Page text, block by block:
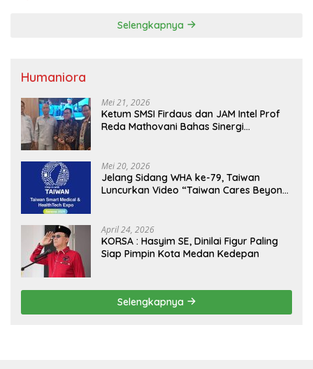
Selengkapnya
Humaniora
Mei 21, 2026
Ketum SMSI Firdaus dan JAM Intel Prof
Reda Mathovani Bahas Sinergi
MBG, Perkuat Pengawasan Program
Pemerintah
Mei 20, 2026
Jelang Sidang WHA ke-79, Taiwan
Luncurkan Video “Taiwan Cares Beyond
April 24, 2026
KORSA : Hasyim SE, Dinilai Figur Paling
Siap Pimpin Kota Medan Kedepan
Selengkapnya